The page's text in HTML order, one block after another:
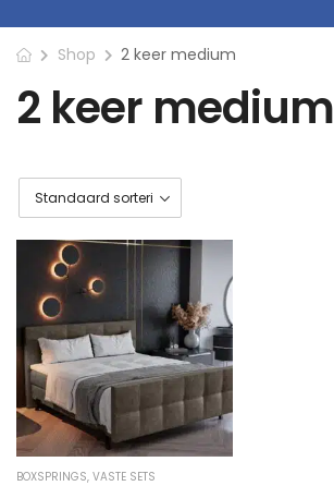
Shop 2 keer medium
2 keer medium
BOXSPRINGS, VASTE SETS